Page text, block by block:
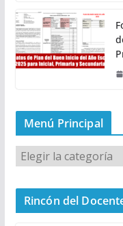
Menú Principal
M
n
Rincón del